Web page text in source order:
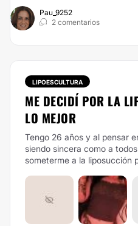
Pau_9252
2 comentarios
LIPOESCULTURA
ME DECIDÍ POR LA
LO MEJOR
Tengo 26 años y al pensar
siendo sincera como a
someterme a la liposucción